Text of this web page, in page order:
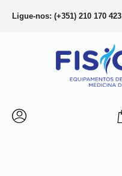
Ligue-nos: (+351) 210 170 423